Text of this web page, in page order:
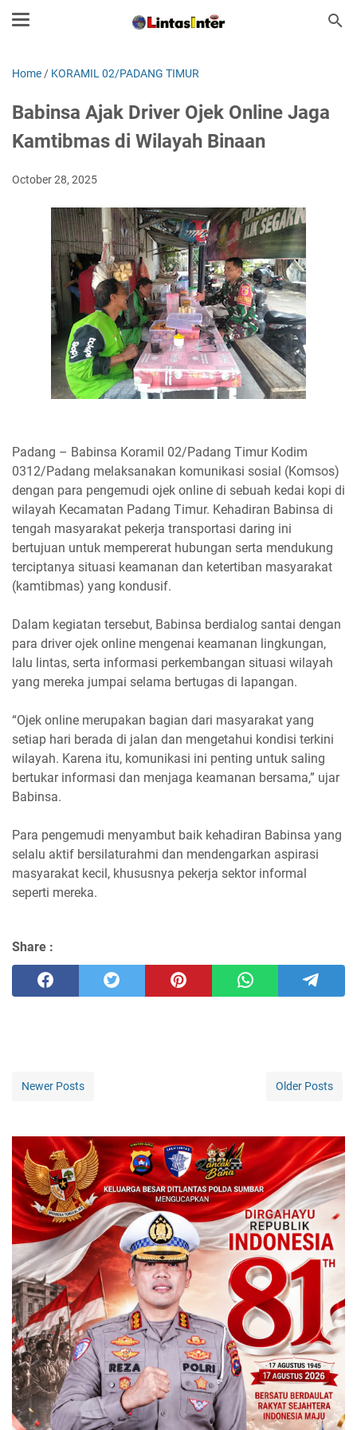
Home / KORAMIL 02/PADANG TIMUR
Babinsa Ajak Driver Ojek Online Jaga
Kamtibmas di Wilayah Binaan
October 28, 2025
Padang – Babinsa Koramil 02/Padang Timur Kodim
0312/Padang melaksanakan komunikasi sosial (Komsos)
dengan para pengemudi ojek online di sebuah kedai kopi di
wilayah Kecamatan Padang Timur. Kehadiran Babinsa di
tengah masyarakat pekerja transportasi daring ini
bertujuan untuk mempererat hubungan serta mendukung
terciptanya situasi keamanan dan ketertiban masyarakat
(kamtibmas) yang kondusif.
Dalam kegiatan tersebut, Babinsa berdialog santai dengan
para driver ojek online mengenai keamanan lingkungan,
lalu lintas, serta informasi perkembangan situasi wilayah
yang mereka jumpai selama bertugas di lapangan.
“Ojek online merupakan bagian dari masyarakat yang
setiap hari berada di jalan dan mengetahui kondisi terkini
wilayah. Karena itu, komunikasi ini penting untuk saling
bertukar informasi dan menjaga keamanan bersama,” ujar
Babinsa.
Para pengemudi menyambut baik kehadiran Babinsa yang
selalu aktif bersilaturahmi dan mendengarkan aspirasi
masyarakat kecil, khususnya pekerja sektor informal
seperti mereka.
Share :
Newer Posts Older Posts